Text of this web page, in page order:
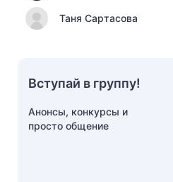
Таня Сартасова
Вступай в группу!
Анонсы, конкурсы и
просто общение